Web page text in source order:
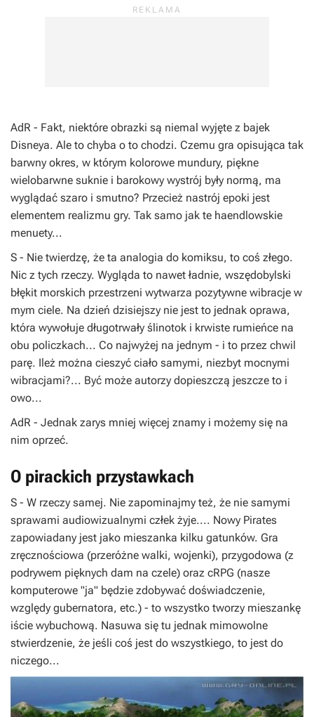
AdR - Fakt, niektóre obrazki są niemal wyjęte z bajek
Disneya. Ale to chyba o to chodzi. Czemu gra opisująca tak
barwny okres, w którym kolorowe mundury, piękne
wielobarwne suknie i barokowy wystrój były normą, ma
wyglądać szaro i smutno? Przecież nastrój epoki jest
elementem realizmu gry. Tak samo jak te haendlowskie
menuety...
S - Nie twierdzę, że ta analogia do komiksu, to coś złego.
Nic z tych rzeczy. Wygląda to nawet ładnie, wszędobylski
błękit morskich przestrzeni wytwarza pozytywne wibracje w
mym ciele. Na dzień dzisiejszy nie jest to jednak oprawa,
która wywołuje długotrwały ślinotok i krwiste rumieńce na
obu policzkach... Co najwyżej na jednym - i to przez chwil
parę. Ileż można cieszyć ciało samymi, niezbyt mocnymi
wibracjami?... Być może autorzy dopieszczą jeszcze to i
owo...
AdR - Jednak zarys mniej więcej znamy i możemy się na
nim oprzeć.
O pirackich przystawkach
S - W rzeczy samej. Nie zapominajmy też, że nie samymi
sprawami audiowizualnymi człek żyje.... Nowy Pirates
zapowiadany jest jako mieszanka kilku gatunków. Gra
zręcznościowa (przeróżne walki, wojenki), przygodowa (z
podrywem pięknych dam na czele) oraz cRPG (nasze
komputerowe "ja" będzie zdobywać doświadczenie,
względy gubernatora, etc.) - to wszystko tworzy mieszankę
iście wybuchową. Nasuwa się tu jednak mimowolne
stwierdzenie, że jeśli coś jest do wszystkiego, to jest do
niczego...